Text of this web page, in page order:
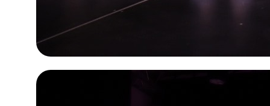
Ресурсные центры
Политика обработки персональных данных